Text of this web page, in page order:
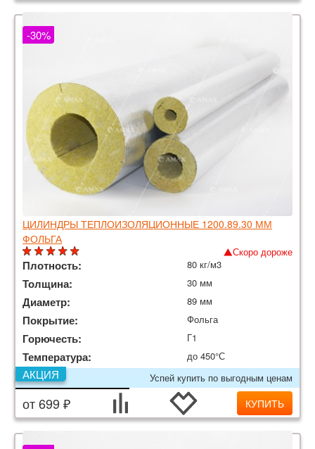
ЦИЛИНДРЫ ТЕПЛОИЗОЛЯЦИОННЫЕ 1200.89.30 ММ
ФОЛЬГА
-30%
Скоро дороже
Плотность: 80 кг/м3
Толщина: 30 мм
Диаметр: 89 мм
Покрытие: Фольга
Горючесть: Г1
Температура:
до 450°С
Успей купить по выгодным ценам
АКЦИЯ
от 699 ₽ КУПИТЬ